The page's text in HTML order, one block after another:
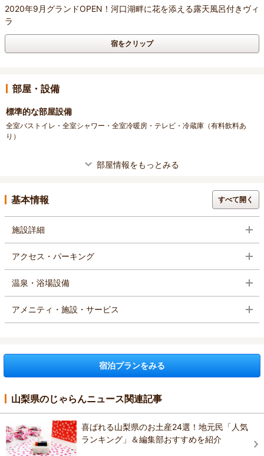
2020年9月グランドOPEN！河口湖畔に花を添える露天風呂付きヴィ
ラ
宿をクリップ
部屋・設備
標準的な部屋設備
全室バストイレ・全室シャワー・全室冷暖房・テレビ・冷蔵庫（有料飲料あ
り）
部屋情報をもっとみる
基本情報 すべて開く
施設詳細
アクセス・パーキング
温泉・浴場設備
アメニティ・施設・サービス
宿泊プランをみる
山梨県のじゃらんニュース関連記事
喜ばれる山梨県のお土産24選！地元民「人気
ランキング」＆編集部おすすめを紹介